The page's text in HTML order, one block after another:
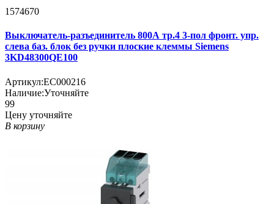
1574670
Выключатель-разъединитель 800А тр.4 3-пол фронт. упр.
слева баз. блок без ручки плоские клеммы Siemens
3KD48300QE100
Артикул:EC000216
Наличие:Уточняйте
99
Цену уточняйте
В корзину